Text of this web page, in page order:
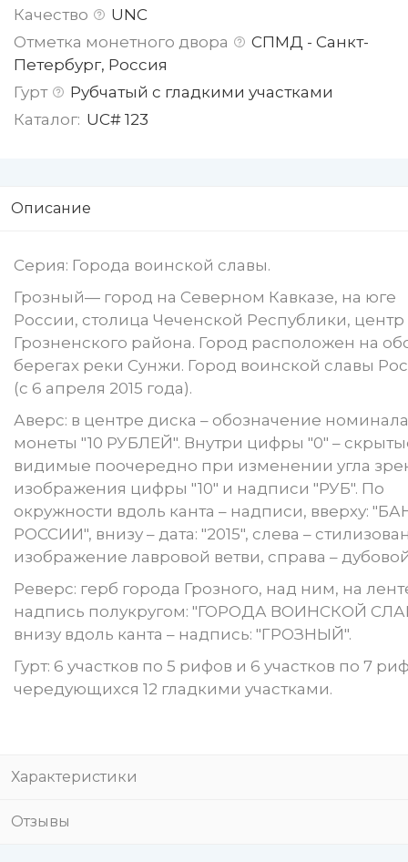
Качество
UNC
Отметка монетного двора
СПМД - Санкт-
Петербург, Россия
Гурт
Рубчатый с гладкими участками
Каталог: UC# 123
Описание
Серия: Города воинской славы.
Грозный— город на Северном Кавказе, на юге
России, столица Чеченской Республики, центр
Грозненского района. Город расположен на
берегах реки Сунжи. Город воинской славы
(с 6 апреля 2015 года).
Аверс: в центре диска – обозначение номинала
монеты "10 РУБЛЕЙ". Внутри цифры "0" –
видимые поочередно при изменении угла
изображения цифры "10" и надписи "РУБ". По
окружности вдоль канта – надписи, вверху:
РОССИИ", внизу – дата: "2015", слева –
изображение лавровой ветви, справа –
Реверс: герб города Грозного, над ним, на
надпись полукругом: "ГОРОДА ВОИНСКОЙ
внизу вдоль канта – надпись: "ГРОЗНЫЙ".
Гурт: 6 участков по 5 рифов и 6 участков по 7
чередующихся 12 гладкими участками.
Характеристики
Отзывы